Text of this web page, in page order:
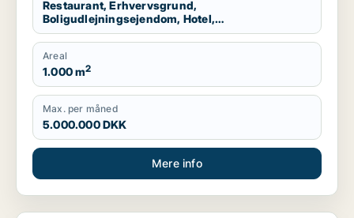
Restaurant, Erhvervsgrund,
Boligudlejningsejendom, Hotel,
Produktionslokaler, Garage
Areal
1.000 m2
Max. per måned
5.000.000 DKK
Mere info